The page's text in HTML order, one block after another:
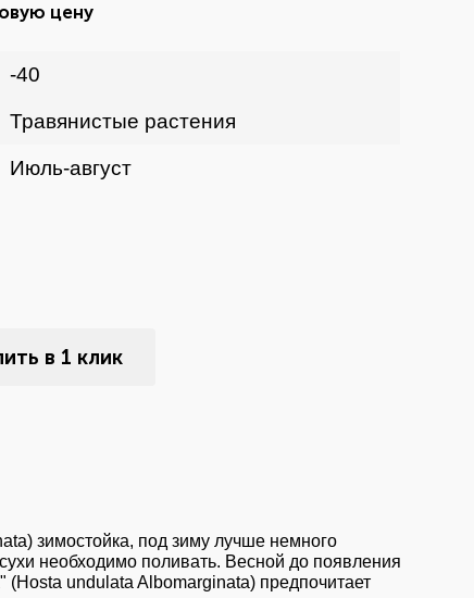
цену
-40
Травянистые растения
Июль-август
в 1 клик
зимостойка, под зиму лучше немного
необходимо поливать. Весной до появления
undulata Albomarginata) предпочитает